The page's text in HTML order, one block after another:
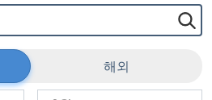
해외